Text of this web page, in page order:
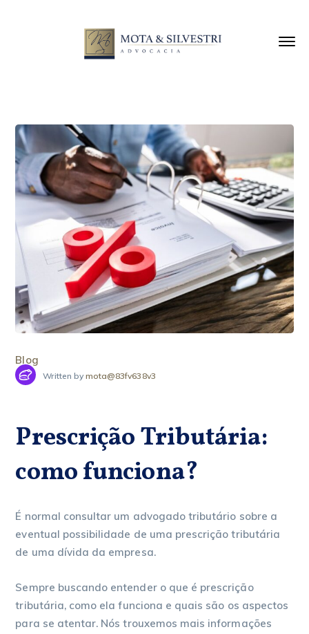
Blog
Written bymota@83fv638v3
Prescrição Tributária:
como funciona?
É normal consultar um advogado tributário sobre a
eventual possibilidade de uma prescrição tributária
de uma dívida da empresa.
Sempre buscando entender o que é prescrição
tributária, como ela funciona e quais são os aspectos
para se atentar. Nós trouxemos mais informações